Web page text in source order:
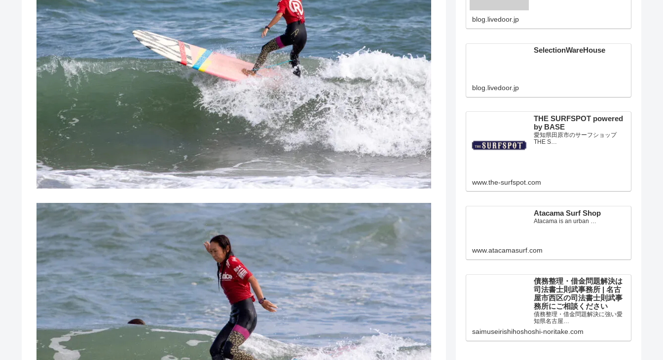
blog.livedoor.jp
blog.livedoor.jp
THE SURFSPOT powered
by BASE
愛知県田原市のサーフショップ
www.the-surfspot.com
Atacama Surf Shop
www.atacamasurf.com
債務整理・借金問題解決は
司法書士則武事務所 | 名古
屋市西区の司法書士則武事
務所にご相談ください
債務整理・借金問題解決に強い愛
知県名古屋…
saimuseirishihoshoshi-noritake.com